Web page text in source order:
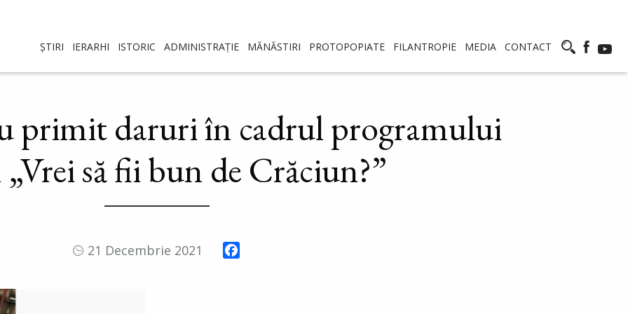
ȘTIRI IERARHI ISTORIC ADMINISTRAȚIE MĂNĂSTIRI PROTOPOPIATE FILANTROPIE MEDIA CONTACT
primit daruri în cadrul programului
„Vrei să fii bun de Crăciun?”
21 Decembrie 2021